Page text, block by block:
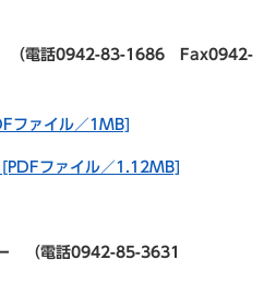
（電話0942-83-1686 Fax0942-
ファイル／1MB]
ファイル／1.12MB]
ー （電話0942-85-3631